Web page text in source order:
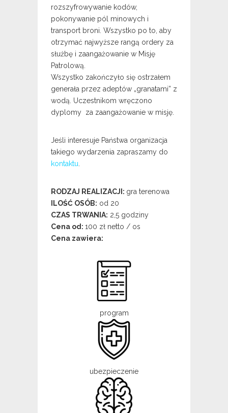
rozszyfrowywanie kodów,
pokonywanie pól minowych i
transport broni. Wszystko po to, aby
otrzymać najwyższe rangą ordery za
służbę i zaangażowanie w Misję
Patrolową.
Wszystko zakończyło się ostrzałem
generała przez adeptów „granatami” z
wodą. Uczestnikom wręczono
dyplomy za zaangażowanie w misję.
Jeśli interesuje Państwa organizacja
takiego wydarzenia zapraszamy do
kontaktu
RODZAJ REALIZACJI: gra terenowa
ILOŚĆ OSÓB: od 20
CZAS TRWANIA: 2,5 godziny
Cena od: 100 zł netto / os
Cena zawiera:
program
ubezpieczenie